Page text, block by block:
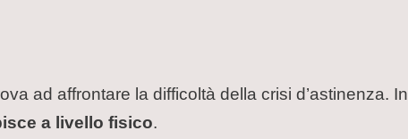
ad affrontare la difficoltà della crisi d’astinenza. In
a livello fisico.